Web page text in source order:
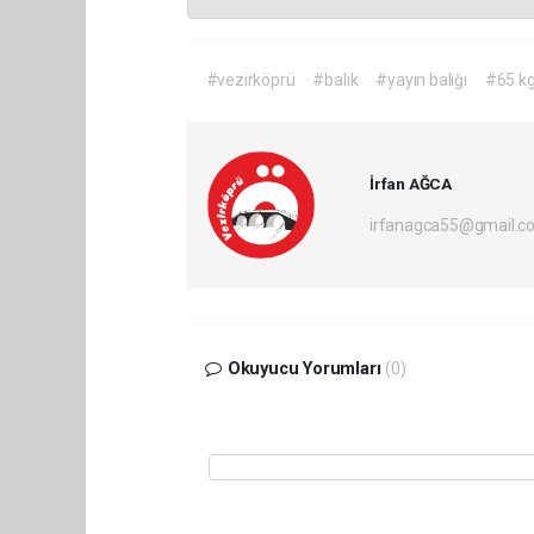
#vezirköprü #balık #yayın balığı #65 kg
İrfan AĞCA
Okuyucu Yorumları (0)